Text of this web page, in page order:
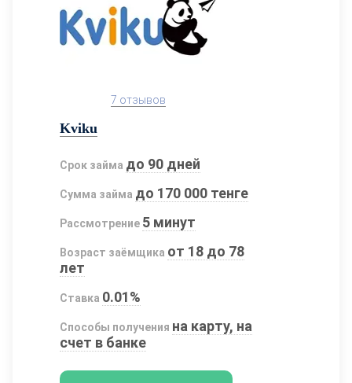
7 отзывов
Kviku
Срок займа до 90 дней
Сумма займа до 170 000 тенге
Рассмотрение 5 минут
Возраст заёмщика от 18 до 78
лет
Ставка 0.01%
Способы получения на карту, на
счет в банке